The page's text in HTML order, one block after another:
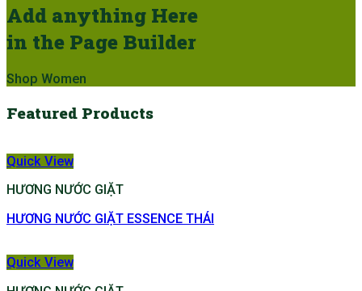
Add anything Here
in the Page Builder
Shop Women
Featured Products
Quick View
HƯƠNG NƯỚC GIẶT
HƯƠNG NƯỚC GIẶT ESSENCE THÁI
Quick View